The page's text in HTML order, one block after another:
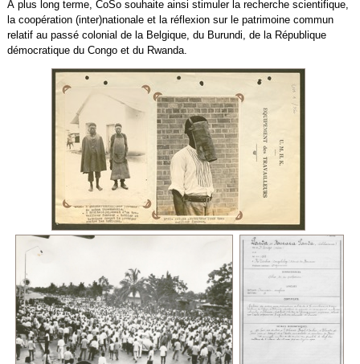
À plus long terme, CoSo souhaite ainsi stimuler la recherche scientifique,
la coopération (inter)nationale et la réflexion sur le patrimoine commun
relatif au passé colonial de la Belgique, du Burundi, de la République
démocratique du Congo et du Rwanda.